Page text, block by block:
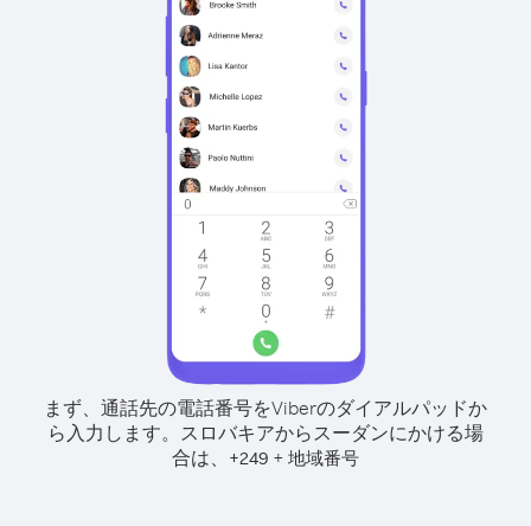
まず、通話先の電話番号をViberのダイアルパッドか
ら入力します。 スロバキアからスーダンにかける場
合は、 +249 + 地域番号